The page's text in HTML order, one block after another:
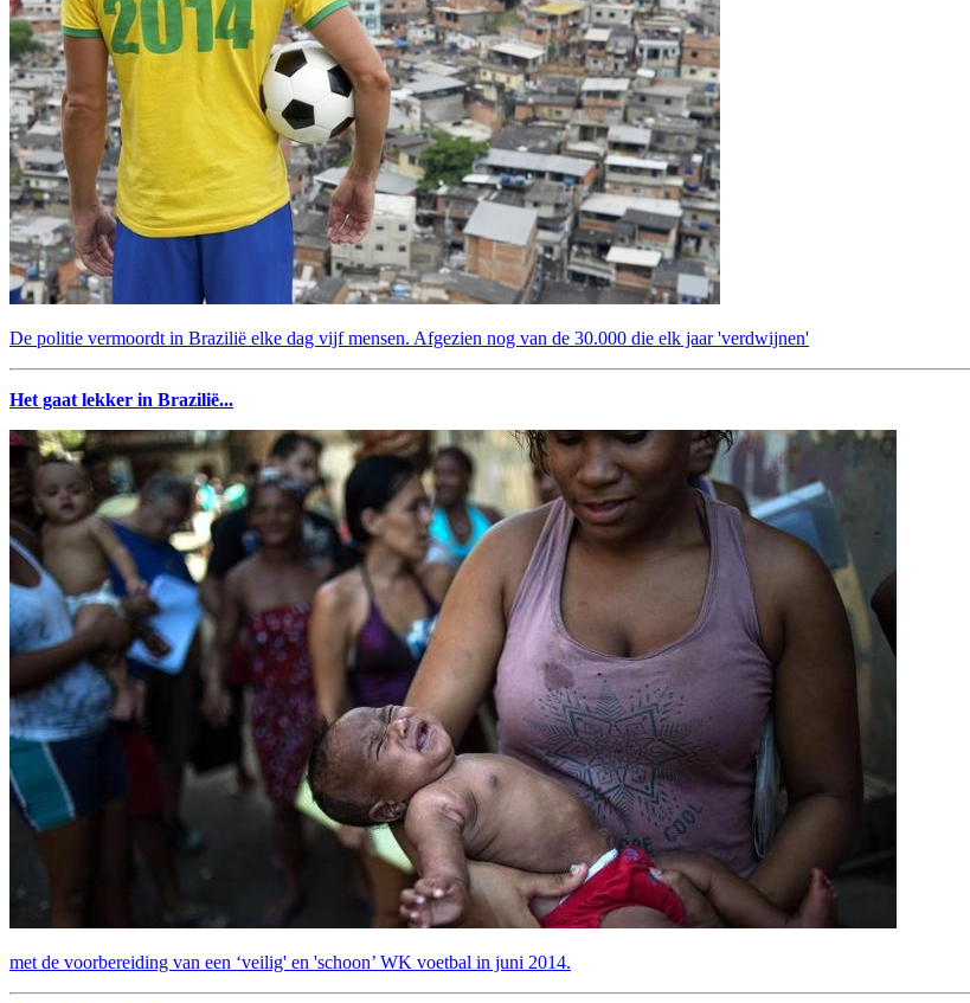
De politie vermoordt in Brazilië elke dag vijf mensen. Afgezien nog van de 30.000 die elk jaar 'verdwijnen'
Het gaat lekker in Brazilië...
met de voorbereiding van een ‘veilig' en 'schoon’ WK voetbal in juni 2014.